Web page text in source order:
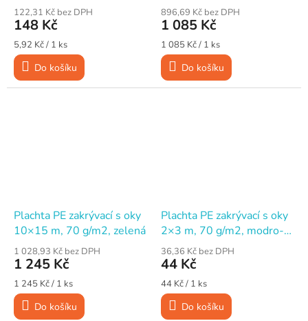
122,31 Kč bez DPH
148 Kč
Měrná
cena:
5,92 Kč / 1 ks
Do košíku
modro-stříbrná
896,69 Kč bez DPH
1 085 Kč
Měrná
cena:
1 085 Kč / 1 ks
Do košíku
Plachta PE zakrývací s oky
10×15 m, 70 g/m2, zelená
1 028,93 Kč bez DPH
1 245 Kč
Měrná
cena:
1 245 Kč / 1 ks
Do košíku
Plachta PE zakrývací s oky
2×3 m, 70 g/m2, modro-
stříbrná
36,36 Kč bez DPH
44 Kč
Měrná
cena:
44 Kč / 1 ks
Do košíku